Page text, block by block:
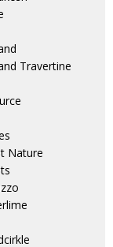
Travertine
Nature